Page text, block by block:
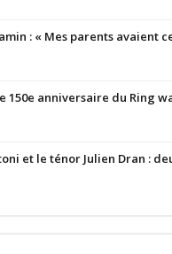
: « Mes parents avaient
150e anniversaire du Ring
et le ténor Julien Dran :